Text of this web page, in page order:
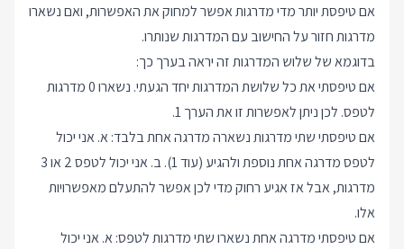
אם טיפסת יותר מדי מדרגות אפשר למחוק את האפשרות, ואם נשארו
מדרגות חזור על החישוב עם המדרגות שנותרו.
בדוגמא של שלוש המדרגות זה יראה בערך כך:
אם טיפסתי את כל שלושת המדרגות יחד הגעתי. נשארו 0 מדרגות
לטפס. לכן ניתן לאפשרות זו את הערך 1.
אם טיפסתי שתי מדרגות נשארה מדרגה אחת בלבד: א. אני יכול
לטפס מדרגה אחת נוספת ולהגיע (עוד 1). ב. אני יכול לטפס 2 או 3
מדרגות, אבל אז אגיע רחוק מדי לכן אפשר להתעלם מאפשרויות
אלו.
אם טיפסתי מדרגה אחת נשארו שתי מדרגות לטפס: א. אני יכול